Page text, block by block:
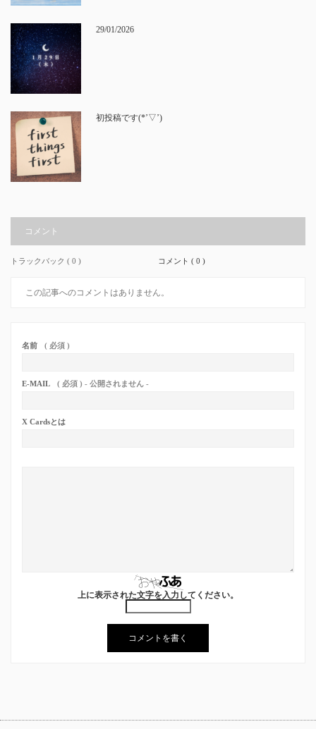
29/01/2026
初投稿です(*’▽’)
コメント
トラックバック ( 0 ) コメント ( 0 )
この記事へのコメントはありません。
名前 ( 必須 )
E-MAIL ( 必須 ) - 公開されません -
X Cardsとは
上に表示された文字を入力してください。